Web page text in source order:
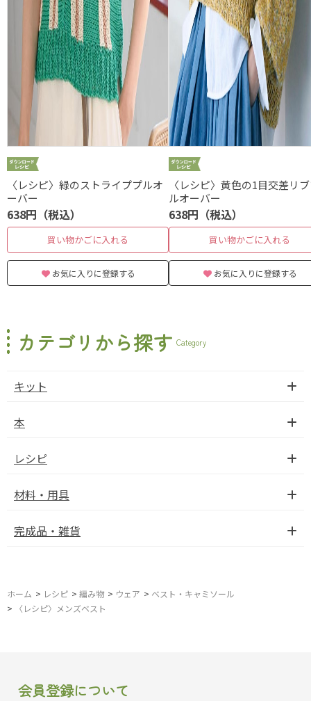
〈レシピ〉緑のストライププルオ
ーバー
638円（税込）
買い物かごに入れる
お気に入りに登録する
〈レシピ〉黄色の1目交差リ
ルオーバー
638円（税込）
買い物かごに入れる
お気に入りに登録する
カテゴリから探す Category
キット
本
レシピ
材料・用具
完成品・雑貨
ホーム > レシピ > 編み物 > ウェア > ベスト・キャミソール
>
〈レシピ〉メンズベスト
会員登録について